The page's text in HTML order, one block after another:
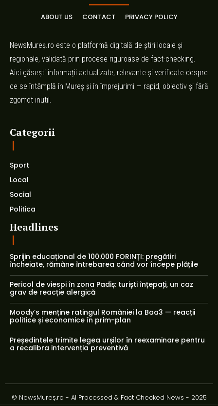
ABOUT US CONTACT PRIVACY POLICY
NewsMureș.ro este o platformă digitală de știri locale și
regionale, validată prin procese riguroase de fact-checking.
Aici găsești informații actualizate, relevante și verificate despre
ce se întâmplă în Mureș și în împrejurimi — rapid, obiectiv și fără
zgomot inutil.
Categorii
Sport
Local
Social
Politica
Headlines
Sprijin educațional de 100.000 FORINȚI: pregătiri
încheiate, rămâne întrebarea când vor începe plățile
Pericol de viespi în zona Padiș: turiști înțepați, un caz
grav de reacție alergică
Moody’s menține ratingul României la Baa3 — reacții
politice și economice în prim-plan
Președintele trimite legea urșilor în reexaminare pentru
a recalibra intervenția preventivă
© NewsMureș.ro - AI Processed & Fact Checked News - 2025